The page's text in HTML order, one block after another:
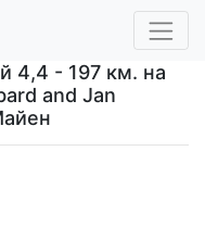
4,4 - 197 км. на
and Jan